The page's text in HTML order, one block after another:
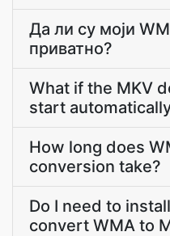
Да ли су моји
приватно?
What if the MKV
start
How long does
conversion take?
Do I need to
convert WMA to